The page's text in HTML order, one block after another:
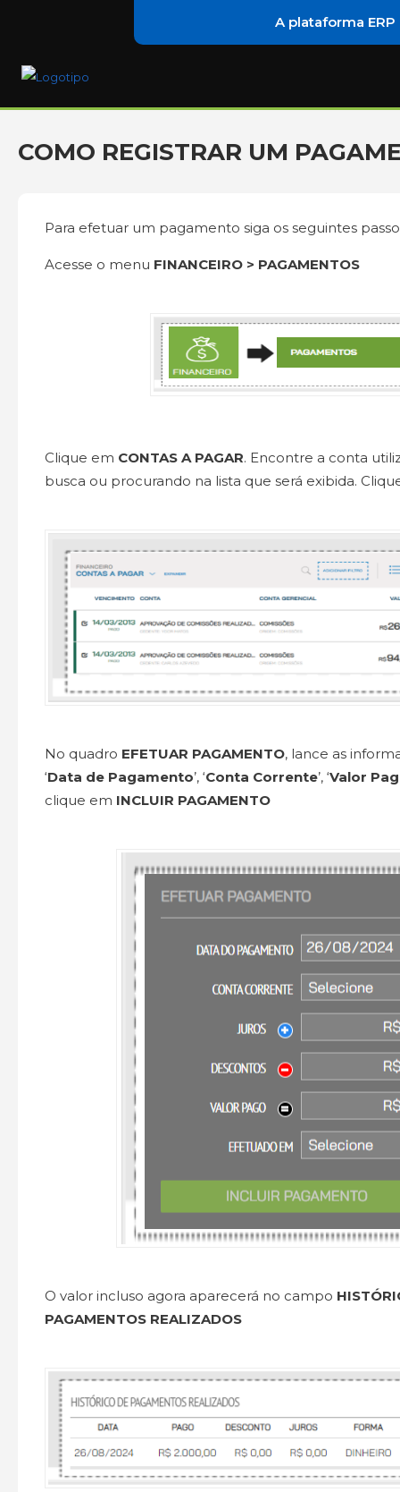
A plataforma
COMO REGISTRAR UM
Para efetuar um pagamento siga os seguintes
Acesse o menu FINANCEIRO > PAGAMENTOS
Clique em CONTAS A PAGAR. Encontre a conta
busca ou procurando na lista que será exibida.
No quadro EFETUAR PAGAMENTO, lance as
‘Data de Pagamento’, ‘Conta Corrente’, ‘Valor
clique em INCLUIR PAGAMENTO
O valor incluso agora aparecerá no campo
PAGAMENTOS REALIZADOS